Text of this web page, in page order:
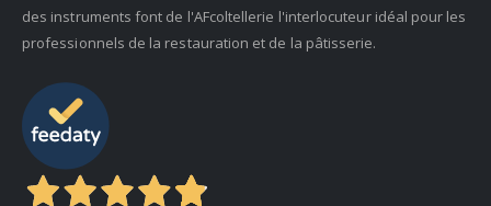
des instruments font de l'AFcoltellerie l'interlocuteur idéal pour les
professionnels de la restauration et de la pâtisserie.